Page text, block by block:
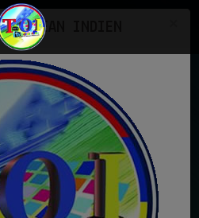
galerie photo
Dj Neermal
non stop mix.mp3
OCEAN INDIEN